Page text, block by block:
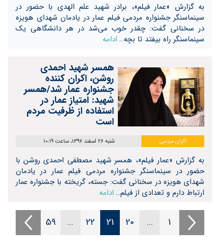
به گزارش «عمار فیلم»، برادر شهید علم الهدی با حضور در
سینماسنگر جشنواره مردمی فیلم عمار در یادمان شهدای هویزه
در سخنانی گفت: چقدر خوب می‌شد در هر دانشگاهی یک
سینماسنگر راه بیفتد تا بچه… ادامه
همسر شهید احمدی
روشن، اکران کننده
جشنواره عمار شد/همسر
شهید: امتیاز عمار در
استفاده از ظرفیت مردم
است
اکران مردمی شنبه 26 اسفند 1396، ساعت 10:19
به گزارش «عمار فیلم»، همسر شهید مصطفی احمدی روشن با
حضور در سینماسنگر جشنواره مردمی فیلم عمار در یادمان
شهدای هویزه در سخنانی گفت: جسته، گریخته با جشنواره عمار
ارتباط دارم و تعدادی از فیلم… ادامه
1
…
20
21
22
…
59